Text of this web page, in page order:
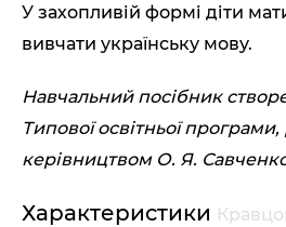
У захопливій формі діти
вивчати українську мову.
Навчальний посібник
Типової освітньої
керівництвом О. Я.
Характеристики